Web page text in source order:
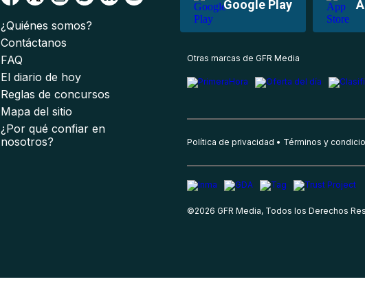
Google Play
¿Quiénes somos?
Contáctanos
FAQ
El diario de hoy
Reglas de concursos
Mapa del sitio
¿Por qué confiar en
nosotros?
Otras marcas de GFR Media
Política de privacidad Términos y
©2026 GFR Media, Todos los Derechos